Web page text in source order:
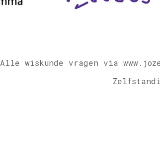
Alle wiskunde vragen via